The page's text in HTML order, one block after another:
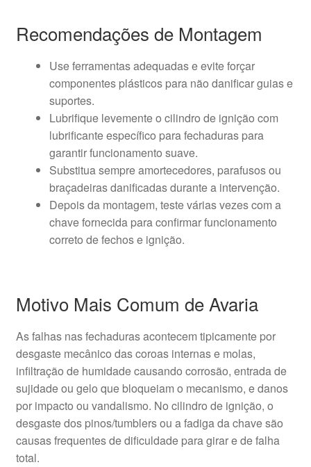
Recomendações de Montagem
Use ferramentas adequadas e evite forçar
componentes plásticos para não danificar guias e
suportes.
Lubrifique levemente o cilindro de ignição com
lubrificante específico para fechaduras para
garantir funcionamento suave.
Substitua sempre amortecedores, parafusos ou
braçadeiras danificadas durante a intervenção.
Depois da montagem, teste várias vezes com a
chave fornecida para confirmar funcionamento
correto de fechos e ignição.
Motivo Mais Comum de Avaria
As falhas nas fechaduras acontecem tipicamente por
desgaste mecânico das coroas internas e molas,
infiltração de humidade causando corrosão, entrada de
sujidade ou gelo que bloqueiam o mecanismo, e danos
por impacto ou vandalismo. No cilindro de ignição, o
desgaste dos pinos/tumblers ou a fadiga da chave são
causas frequentes de dificuldade para girar e de falha
total.